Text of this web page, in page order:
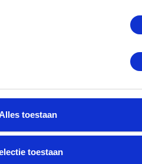
toestaan
toestaan